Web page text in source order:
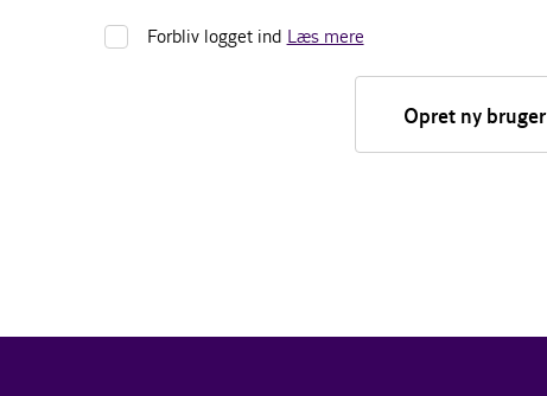
Forbliv logget ind Læs mere
Opret ny bruger